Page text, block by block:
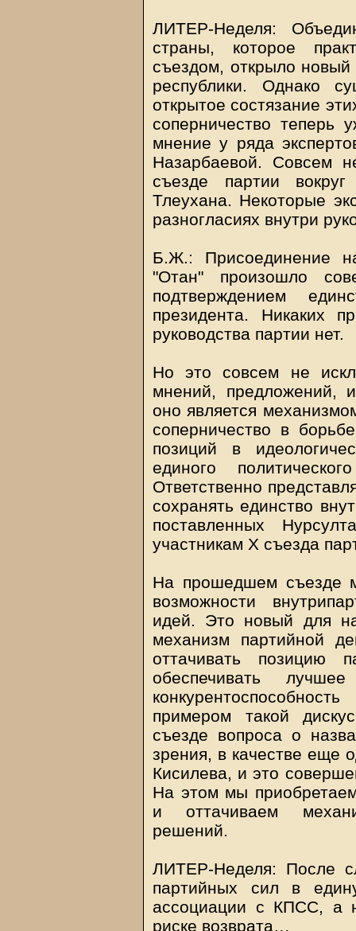
ЛИТЕР-Неделя:
страны, которое
съездом, открыло новый
республики. Однако
открытое состязание
соперничество теперь
мнение у ряда
Назарбаевой. Совсем
съезде партии
Тлеухана. Некоторые
разногласиях внутри
Б.Ж.: Присоединение
"Отан" произошло
подтверждением
президента. Никаких
руководства партии нет.
Но это совсем не
мнений, предложений,
оно является
соперничество в
позиций в
единого
Ответственно
сохранять единство
поставленных
участникам Х съезда
На прошедшем съезде
возможности
идей. Это новый для
механизм партийной
оттачивать позицию
обеспечивать
примером такой
съезде вопроса о
зрения, в качестве еще
Кисилева, и это
На этом мы
и оттачиваем
решений.
ЛИТЕР-Неделя: После
партийных сил в
ассоциации с КПСС, а
риске возврата…